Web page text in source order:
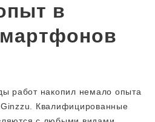
в
работ накопил немало опыта
Квалифицированные